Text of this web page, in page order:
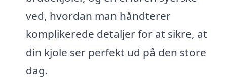
ved, hvordan man håndterer
komplikerede detaljer for at sikre, at
din kjole ser perfekt ud på den store
dag.